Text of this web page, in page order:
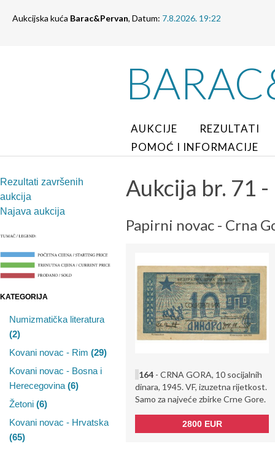
Aukcijska kuća Barac&Pervan, Datum: 7.8.2026. 19:22
AUKCIJE
REZULTATI
POMOĆ I INFORMACIJE
Rezultati završenih
aukcija
Najava aukcija
KATEGORIJA
Numizmatička literatura
(2)
Kovani novac - Rim (29)
Kovani novac - Bosna i
Herecegovina (6)
Žetoni (6)
Kovani novac - Hrvatska
(65)
Aukcija br. 71
Papirni novac - Crna
164 - CRNA GORA, 10 socijalnih
dinara, 1945. VF, izuzetna rijetkost.
Samo za najveće zbirke Crne Gore.
2800 EUR